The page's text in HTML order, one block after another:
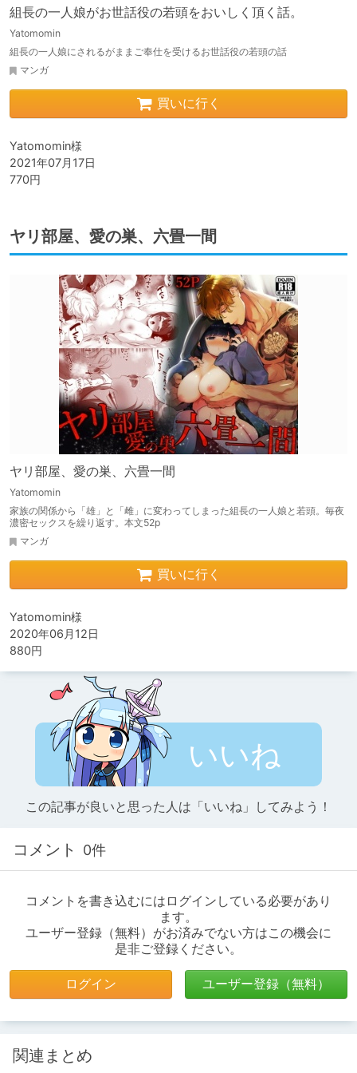
組長の一人娘がお世話役の若頭をおいしく頂く話。
Yatomomin
組長の一人娘にされるがままご奉仕を受けるお世話役の若頭の話
マンガ
買いに行く
Yatomomin様
2021年07月17日
770円
ヤリ部屋、愛の巣、六畳一間
ヤリ部屋、愛の巣、六畳一間
Yatomomin
家族の関係から「雄」と「雌」に変わってしまった組長の一人娘と若頭。毎夜
濃密セックスを繰り返す。本文52p
マンガ
買いに行く
Yatomomin様
2020年06月12日
880円
いいね
この記事が良いと思った人は「いいね」してみよう！
コメント 0件
コメントを書き込むにはログインしている必要があり
ます。
ユーザー登録（無料）がお済みでない方はこの機会に
是非ご登録ください。
ログイン ユーザー登録（無料）
関連まとめ